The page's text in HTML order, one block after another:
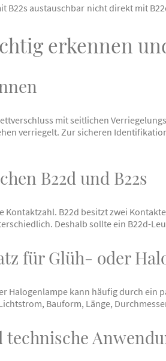
B22s austauschbar nicht direkt mit
erkennen
mit seitlichen
verriegelt. Zur sicheren
B22d und B22s
Kontaktzahl. B22d besitzt zwei
Deshalb sollte ein B22d-
für Glüh- oder
Halogenlampe kann häufig durch ein
Bauform, Länge,